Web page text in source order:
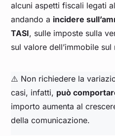
alcuni aspetti fiscali legati
andando a incidere
TASI, sulle imposte sulla
sul valore dell’immobile sul
⚠️ Non richiedere la
casi, infatti, può
importo aumenta al
della comunicazione.